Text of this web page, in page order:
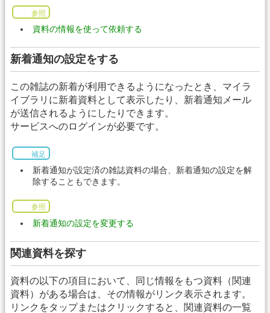
参照
資料の情報を使って依頼する
新着通知の設定をする
この雑誌の新着が利用できるようになったとき、マイラ
イブラリに新着資料として表示したり、新着通知メール
が送信されるようにしたりできます。
サービスへのログインが必要です。
補足
新着通知が設定済の雑誌資料の場合、新着通知の設定を解
除することもできます。
参照
新着通知の設定を変更する
関連資料を探す
資料の以下の項目において、同じ情報をもつ資料（関連
資料）がある場合は、その情報がリンク表示されます。
リンクをタップまたはクリックすると、関連資料の一覧